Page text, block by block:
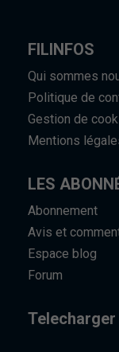
FILINFOS
Qui sommes
Politique de
Gestion de
Mentions
LES
Abonnement
Avis et
Espace blog
Forum